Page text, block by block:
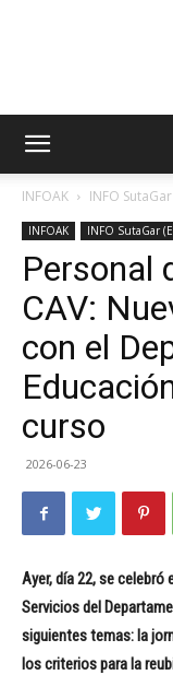
INFOAK INFO SutaGar
INFOAK INFO SutaGar
Personal
CAV:
con el
curso
2026-06-23
Ayer, día 22, se celebró
Servicios del
siguientes temas: la
los criterios para la